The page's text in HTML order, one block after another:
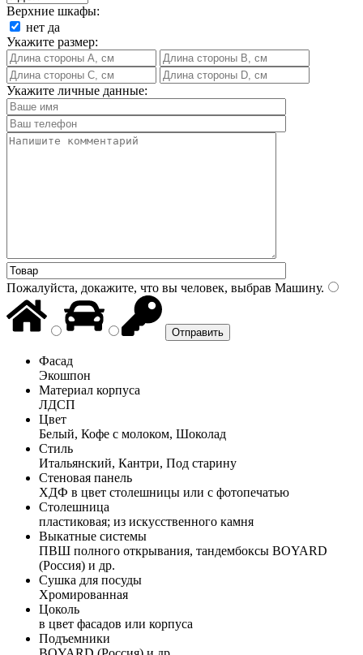
Верхние шкафы:
нет да
Укажите размер:
Укажите личные данные:
Пожалуйста, докажите, что вы человек, выбрав Машину.
Фасад
Экошпон
Материал корпуса
ЛДСП
Цвет
Белый, Кофе с молоком, Шоколад
Стиль
Итальянский, Кантри, Под старину
Стеновая панель
ХДФ в цвет столешницы или с фотопечатью
Столешница
пластиковая; из искусственного камня
Выкатные системы
ПВШ полного открывания, тандембоксы BOYARD
(Россия) и др.
Сушка для посуды
Хромированная
Цоколь
в цвет фасадов или корпуса
Подъемники